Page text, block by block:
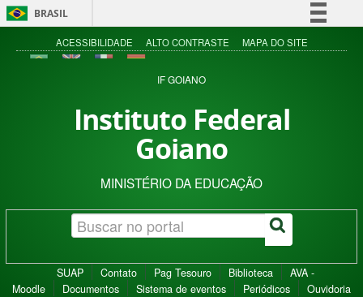
BRASIL
Simplifique!
Acesso à informação
ACESSIBILIDADE ALTO CONTRASTE MAPA DO SITE
IF GOIANO
Instituto Federal
Goiano
MINISTÉRIO DA EDUCAÇÃO
SUAP Contato Pag Tesouro Biblioteca
AVA -
Moodle
Documentos Sistema de eventos Periódicos Ouvidoria